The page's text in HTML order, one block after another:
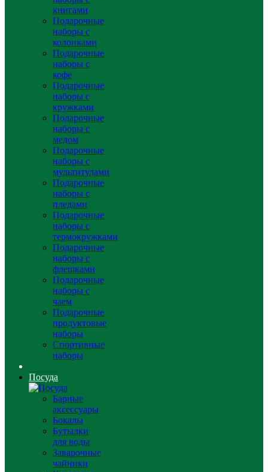
книгами
Подарочные
наборы с
колонками
Подарочные
наборы с
кофе
Подарочные
наборы с
кружками
Подарочные
наборы с
медом
Подарочные
наборы с
мультитулами
Подарочные
наборы с
пледами
Подарочные
наборы с
термокружками
Подарочные
наборы с
флешками
Подарочные
наборы с
чаем
Подарочные
продуктовые
наборы
Спортивные
наборы
Посуда
Барные
аксессуары
Бокалы
Бутылки
для воды
Заварочные
чайники